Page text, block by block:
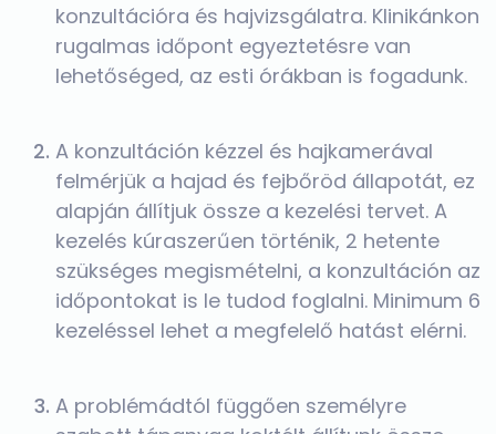
konzultációra és hajvizsgálatra. Klinikánkon
rugalmas időpont egyeztetésre van
lehetőséged, az esti órákban is fogadunk.
A konzultáción kézzel és hajkamerával
felmérjük a hajad és fejbőröd állapotát, ez
alapján állítjuk össze a kezelési tervet. A
kezelés kúraszerűen történik, 2 hetente
szükséges megismételni, a konzultáción az
időpontokat is le tudod foglalni. Minimum 6
kezeléssel lehet a megfelelő hatást elérni.
A problémádtól függően személyre